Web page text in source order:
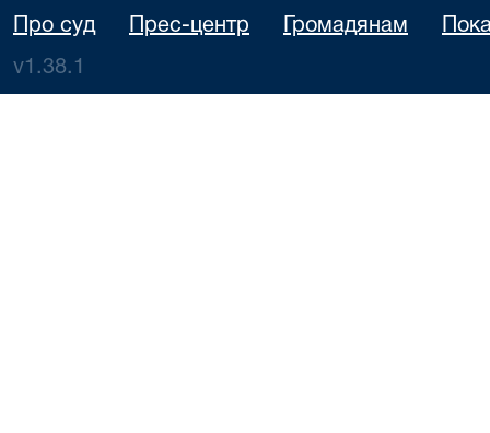
Про суд Прес-центр Громадянам
v1.38.1